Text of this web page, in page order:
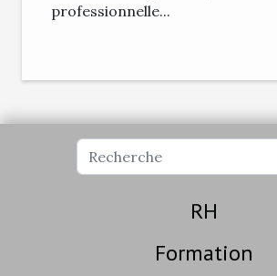
professionnelle...
RH
Formation